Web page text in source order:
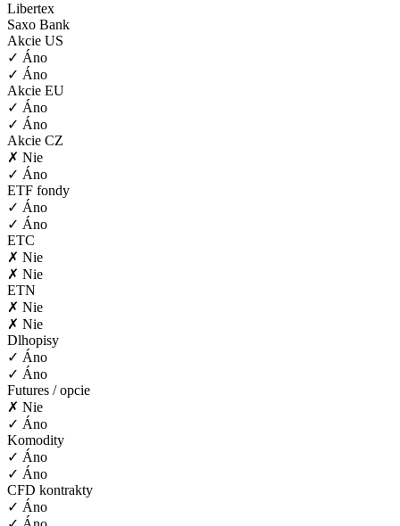
Libertex
Saxo Bank
Akcie US
✓ Áno
✓ Áno
Akcie EU
✓ Áno
✓ Áno
Akcie CZ
✗ Nie
✓ Áno
ETF fondy
✓ Áno
✓ Áno
ETC
✗ Nie
✗ Nie
ETN
✗ Nie
✗ Nie
Dlhopisy
✓ Áno
✓ Áno
Futures / opcie
✗ Nie
✓ Áno
Komodity
✓ Áno
✓ Áno
CFD kontrakty
✓ Áno